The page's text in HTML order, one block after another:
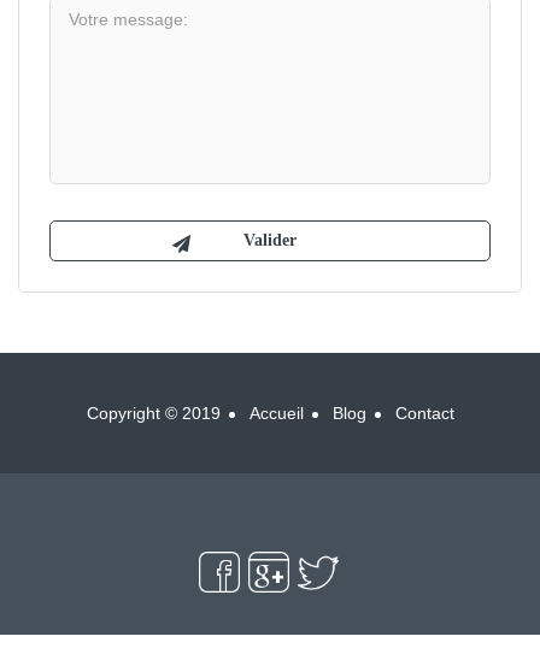
Copyright © 2019 Accueil Blog Contact